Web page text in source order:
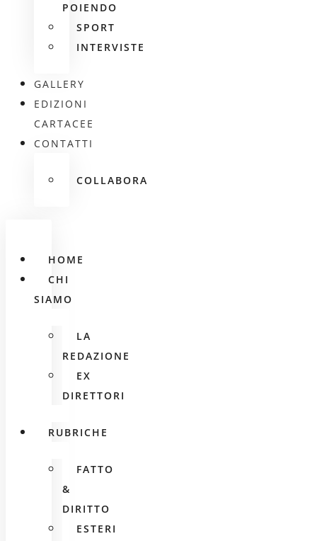
POIENDO
SPORT
INTERVISTE
GALLERY
EDIZIONI
CARTACEE
CONTATTI
COLLABORA
HOME
CHI
SIAMO
LA
REDAZIONE
EX
DIRETTORI
RUBRICHE
FATTO
&
DIRITTO
ESTERI